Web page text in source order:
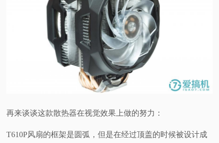
再来谈谈这款散热器在视觉效果上做的努力：
T610P风扇的框架是圆弧，但是在经过顶盖的时候被设计成